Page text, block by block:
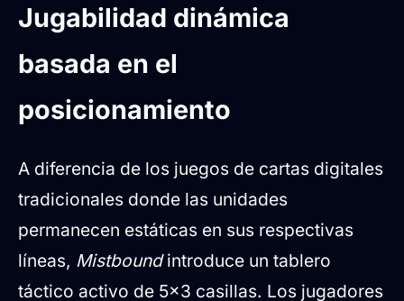
Jugabilidad dinámica
basada en el
posicionamiento
A diferencia de los juegos de cartas digitales
tradicionales donde las unidades
permanecen estáticas en sus respectivas
líneas, Mistboundintroduce un tablero
táctico activo de 5x3 casillas. Los jugadores